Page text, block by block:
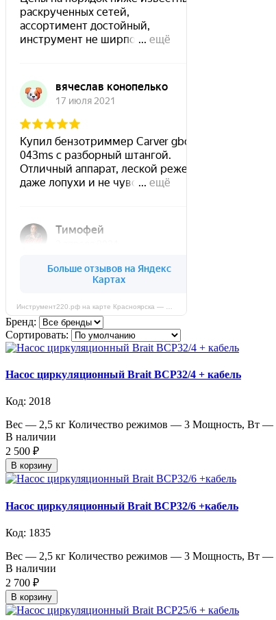
Бренд:
Сортировать:
Насос циркуляционный Brait BCP32/4 + кабель
Код: 2018
Вес — 2,5 кг Количество режимов — 3 Мощность, Вт
В наличии
2 500 ₽
В корзину
Насос циркуляционный Brait BCP32/6 +кабель
Код: 1835
Вес — 2,5 кг Количество режимов — 3 Мощность, Вт
В наличии
2 700 ₽
В корзину